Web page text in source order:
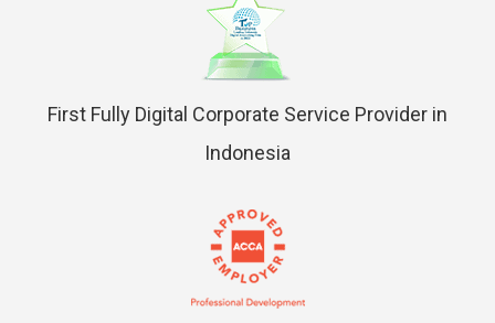
First Fully Digital Corporate Service Provider in
Indonesia